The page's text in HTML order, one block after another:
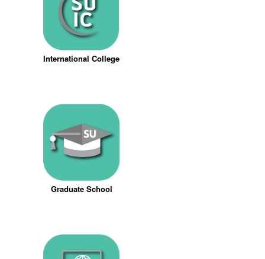
International College
Graduate School